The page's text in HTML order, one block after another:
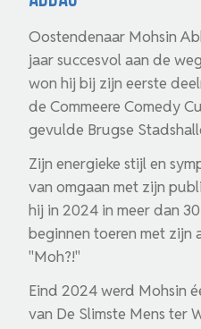
Oostendenaar Mohsin
jaar succesvol aan de
won hij bij zijn eerste
de Commeere Comedy
gevulde Brugse
Zijn energieke stijl en
van omgaan met zijn
hij in 2024 in meer dan
beginnen toeren met zijn
"Moh?!"
Eind 2024 werd Mohsin
van De Slimste Mens ter